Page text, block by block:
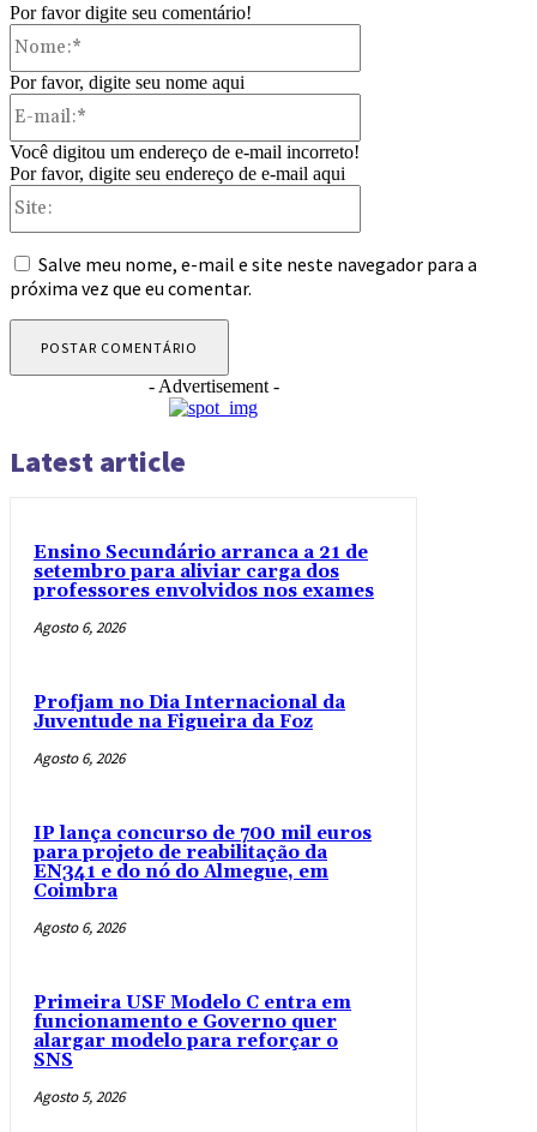
Por favor digite seu comentário!
Por favor, digite seu nome aqui
Você digitou um endereço de e-mail incorreto!
Por favor, digite seu endereço de e-mail aqui
Salve meu nome, e-mail e site neste navegador para a
próxima vez que eu comentar.
- Advertisement -
Latest article
Ensino Secundário arranca a 21 de
setembro para aliviar carga dos
professores envolvidos nos exames
Agosto 6, 2026
Profjam no Dia Internacional da
Juventude na Figueira da Foz
Agosto 6, 2026
IP lança concurso de 700 mil euros
para projeto de reabilitação da
EN341 e do nó do Almegue, em
Coimbra
Agosto 6, 2026
Primeira USF Modelo C entra em
funcionamento e Governo quer
alargar modelo para reforçar o
SNS
Agosto 5, 2026